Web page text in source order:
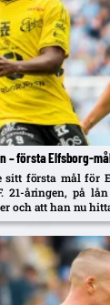
– första Elfsborg-
sitt första mål för
21-åringen, på
och att han nu